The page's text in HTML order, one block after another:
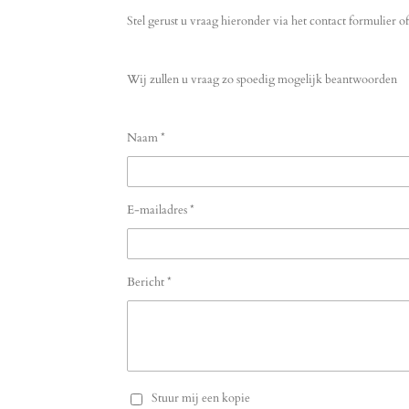
Stel gerust u vraag hieronder via het contact formulier
Wij zullen u vraag zo spoedig mogelijk beantwoorden
Naam *
E-mailadres *
Bericht *
Stuur mij een kopie